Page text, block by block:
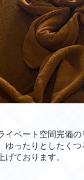
ベート空間完備の
ったりとしたく
ております。